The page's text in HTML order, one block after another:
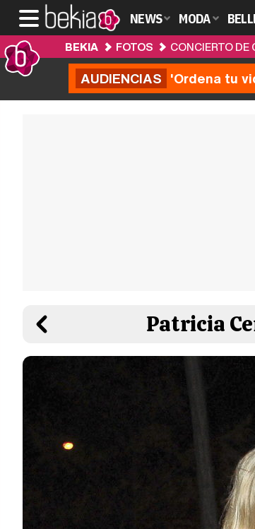
NEWS MODA
BEKIA FOTOS CONCIERTO DE
AUDIENCIAS 'Ordena tu
Patricia